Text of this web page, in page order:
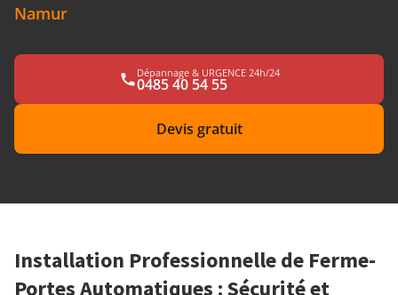
Namur
Dépannage & URGENCE 24h/24
0485 40 54 55
Devis gratuit
Installation Professionnelle de Ferme-
Portes Automatiques : Sécurité et